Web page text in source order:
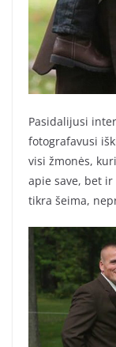
Pasidalijusi
fotografavusi
visi žmonės,
apie save, bet
tikra šeima,